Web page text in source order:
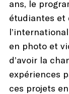
ans, le
étudiantes et
en photo et
d’avoir la
expériences
ces projets